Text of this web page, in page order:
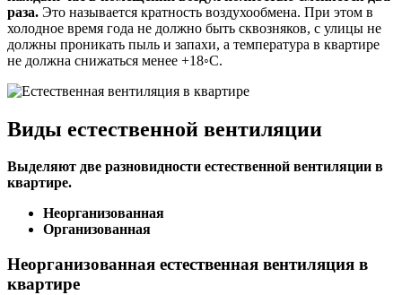
раза. Это называется кратность воздухообмена. При этом в
холодное время года не должно быть сквозняков, с улицы не
должны проникать пыль и запахи, а температура в квартире
не должна снижаться менее +18◦С.
Виды естественной вентиляции
Выделяют две разновидности естественной вентиляции в
квартире.
Неорганизованная
Организованная
Неорганизованная естественная вентиляция в
квартире